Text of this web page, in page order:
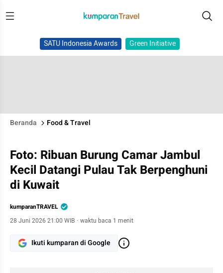
SATU Indonesia Awards Green Initiative
Beranda Food & Travel
Foto: Ribuan Burung Camar Jambul
Kecil Datangi Pulau Tak Berpenghuni
di Kuwait
kumparanTRAVEL
28 Juni 2026 21:00 WIB · waktu baca 1 menit
Ikuti kumparan di Google